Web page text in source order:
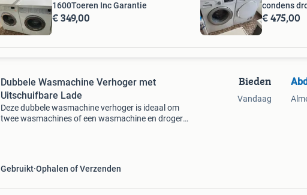
1600Toeren Inc Garantie
€ 349,00
condens
€ 475,00
Dubbele Wasmachine Verhoger met
Uitschuifbare Lade
Deze dubbele wasmachine verhoger is ideaal om
twee wasmachines of een wasmachine en droger
Gebruikt Ophalen of Verzenden
Bieden
Vandaag